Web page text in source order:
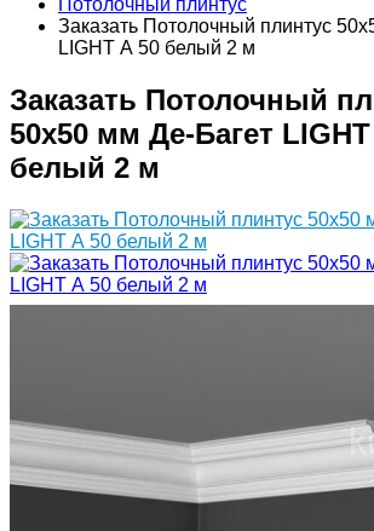
Потолочный плинтус
Заказать Потолочный плинтус
LIGHT А 50 белый 2 м
Заказать Потолочный
50х50 мм Де-Багет
белый 2 м